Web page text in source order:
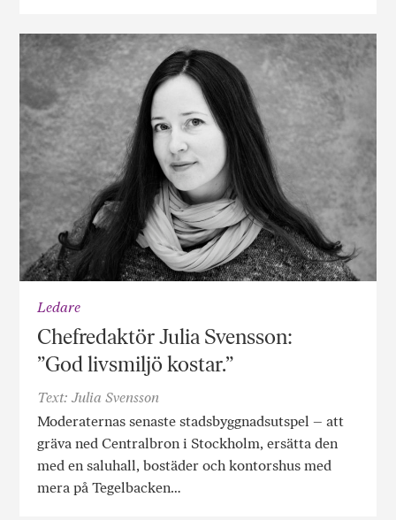
Ledare
Chefredaktör Julia Svensson:
”God livsmiljö kostar.”
Text: Julia Svensson
Moderaternas senaste stadsbyggnadsutspel – att
gräva ned Centralbron i Stockholm, ersätta den
med en saluhall, bostäder och kontorshus med
mera på Tegelbacken…